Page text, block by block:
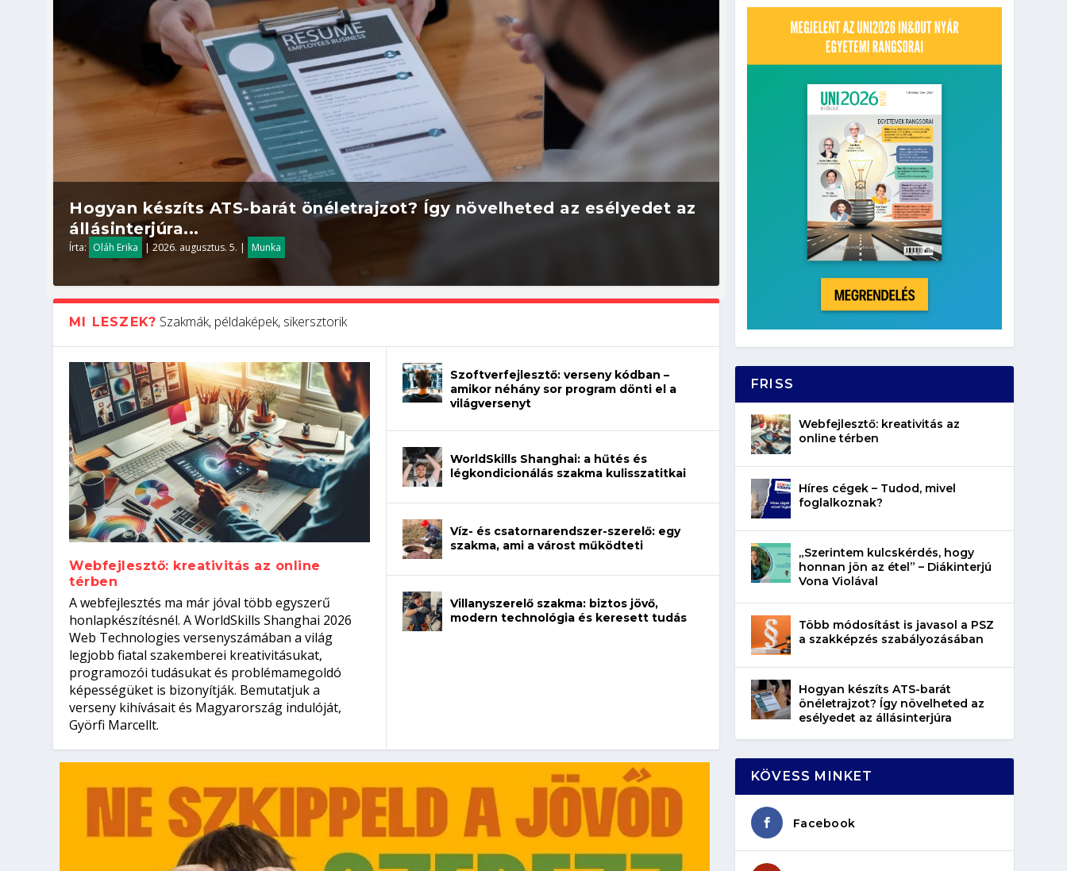
Hogyan készíts ATS-barát önéletrajzot? Így növelheted az esélyedet az
állásinterjúra...
Írta: Oláh Erika |2026. augusztus. 5. | Munka
Kitalálod, mire használják ezeket a gépeket?
Írta: Tóth Mónika |2026. augusztus. 4.| Kvíz
Nem sikerült az egyetemi felvételi? Tanulj szakmát!
Írta: Oláh Erika |2026. augusztus. 4.| Iskolák
Szoftverfejlesztő: verseny kódban – amikor néhány sor program dönti
el a világversenyt...
Írta: Szakmát Szerzek | 2026. augusztus. 3.| Mi leszek?
Digitális detox – hogyan kapcsolódj ki telefon nélkül?
Írta: Oláh Erika |2026. augusztus. 3.| Egészség
MI LESZEK? Szakmák, példaképek, sikersztorik
Webfejlesztő: kreativitás az online
térben
A webfejlesztés ma már jóval több egyszerű
honlapkészítésnél. A WorldSkills Shanghai 2026
Web Technologies versenyszámában a világ
legjobb fiatal szakemberei kreativitásukat,
programozói tudásukat és problémamegoldó
képességüket is bizonyítják. Bemutatjuk a
verseny kihívásait és Magyarország indulóját,
Györfi Marcellt.
Szoftverfejlesztő: verseny kódban –
amikor néhány sor program dönti el a
világversenyt
WorldSkills Shanghai: a hűtés és
légkondicionálás szakma kulisszatitkai
Víz- és csatornarendszer-szerelő: egy
szakma, ami a várost működteti
Villanyszerelő szakma: biztos jövő,
modern technológia és keresett tudás
FRISS
Webfejlesztő: kreativitás az
online térben
Híres cégek – Tudod, mivel
foglalkoznak?
„Szerintem kulcskérdés, hogy
honnan jön az étel” – Diákinterjú
Vona Violával
Több módosítást is javasol a PSZ
a szakképzés szabályozásában
Hogyan készíts ATS-barát
önéletrajzot? Így növelheted az
esélyedet az állásinterjúra
KÖVESS MINKET
Facebook